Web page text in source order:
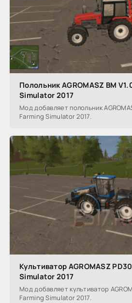
Полольник AGROMASZ BM
Simulator 2017
Мод добавляет полольник
Farming Simulator 2017.
Культиватор AGROMASZ
Simulator 2017
Мод добавляет культиватор
Farming Simulator 2017.